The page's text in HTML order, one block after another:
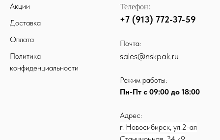
Акции
Доставка
Оплата
Политика
конфиденциальности
Телефон:
+7 (913) 772-37-59
Почта:
sales@nskpak.ru
Режим работы:
Пн-Пт с 09:00 до 18:00
Адрес:
г. Новосибирск, ул.2-ая